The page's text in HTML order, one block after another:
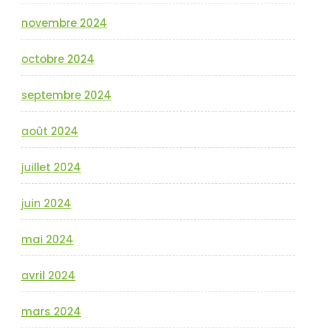
novembre 2024
octobre 2024
septembre 2024
août 2024
juillet 2024
juin 2024
mai 2024
avril 2024
mars 2024